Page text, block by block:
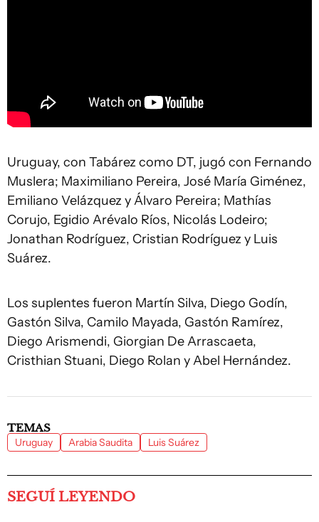
Uruguay, con Tabárez como DT, jugó con Fernando
Muslera; Maximiliano Pereira, José María Giménez,
Emiliano Velázquez y Álvaro Pereira; Mathías
Corujo, Egidio Arévalo Ríos, Nicolás Lodeiro;
Jonathan Rodríguez, Cristian Rodríguez y Luis
Suárez.
Los suplentes fueron Martín Silva, Diego Godín,
Gastón Silva, Camilo Mayada, Gastón Ramírez,
Diego Arismendi, Giorgian De Arrascaeta,
Cristhian Stuani, Diego Rolan y Abel Hernández.
TEMAS
Uruguay Arabia Saudita Luis Suárez
SEGUÍ LEYENDO